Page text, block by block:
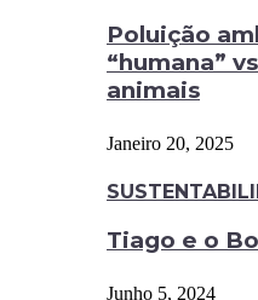
Poluição
“humana”
animais
Janeiro 20, 2025
Tiago e o
Junho 5, 2024